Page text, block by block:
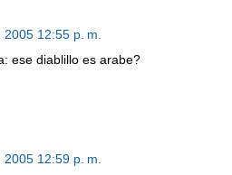
12:55 p. m.
ese diablillo es arabe?
12:59 p. m.